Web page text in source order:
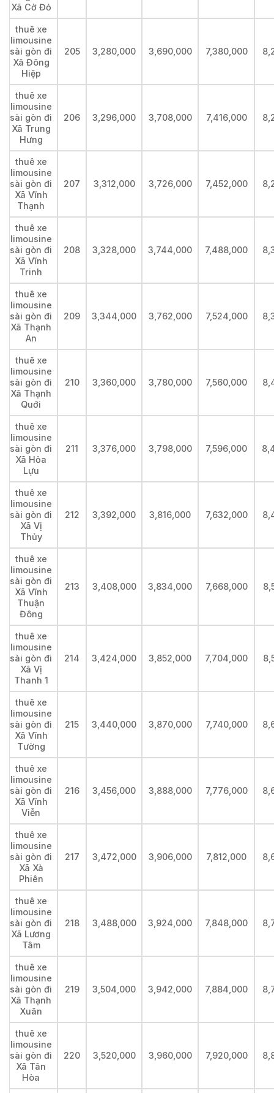
Xã Cờ Đỏ
thuê xe
limousine
sài gòn đi
Xã Đông
Hiệp
205 3,280,000 3,690,000 7,380,000
thuê xe
limousine
sài gòn đi
Xã Trung
Hưng
206 3,296,000 3,708,000 7,416,000
thuê xe
limousine
sài gòn đi
Xã Vĩnh
Thạnh
207 3,312,000 3,726,000 7,452,000
thuê xe
limousine
sài gòn đi
Xã Vĩnh
Trinh
208 3,328,000 3,744,000 7,488,000
thuê xe
limousine
sài gòn đi
Xã Thạnh
An
209 3,344,000 3,762,000 7,524,000
thuê xe
limousine
sài gòn đi
Xã Thạnh
Quới
210 3,360,000 3,780,000 7,560,000
thuê xe
limousine
sài gòn đi
Xã Hỏa
Lựu
211 3,376,000 3,798,000 7,596,000
thuê xe
limousine
sài gòn đi
Xã Vị
Thủy
212 3,392,000 3,816,000 7,632,000
thuê xe
limousine
sài gòn đi
Xã Vĩnh
Thuận
Đông
213 3,408,000 3,834,000 7,668,000
thuê xe
limousine
sài gòn đi
Xã Vị
Thanh 1
214 3,424,000 3,852,000 7,704,000
thuê xe
limousine
sài gòn đi
Xã Vĩnh
Tường
215 3,440,000 3,870,000 7,740,000
thuê xe
limousine
sài gòn đi
Xã Vĩnh
Viễn
216 3,456,000 3,888,000 7,776,000
thuê xe
limousine
sài gòn đi
Xã Xà
Phiên
217 3,472,000 3,906,000 7,812,000
thuê xe
limousine
sài gòn đi
Xã Lương
Tâm
218 3,488,000 3,924,000 7,848,000
thuê xe
limousine
sài gòn đi
Xã Thạnh
Xuân
219 3,504,000 3,942,000 7,884,000
thuê xe
limousine
sài gòn đi
Xã Tân
Hòa
220 3,520,000 3,960,000 7,920,000